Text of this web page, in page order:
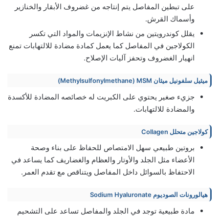
على تبطين المفاصل يتم إنتاجه من غضروف الأبقار والخنازير
وأسماك القرش.
يقلل كوندرويتين من نشاط الإنزيمات والمواد التي تكسر
الكولاجين في المفاصل كما يعمل كمادة مضادة للالتهابات تمنع
انهيار الغضروف وتحفز آليات الإصلاح.
ميثيل سلفونيل ميثان Methylsulfonylmethane) MSM)
جزيء صغير يحتوي على الكبريت له خصائصه المضادة للأكسدة
والمضادة للالتهابات.
كولاجين متحلل Collagen
بروتين طبيعي سهل الامتصاص للحفاظ على بناء وصحة
الأعضاء مثل الجلد والأوتار والعظام والغضاريف كما يساعد في
الاحتفاظ بالسوائل داخل المفاصل ويتناقص مع تقدم العمر.
هيالورونات الصوديوم Sodium Hyaluronate
مادة طبيعية توجد في الجلد والمفاصل تساعد على التشحيم